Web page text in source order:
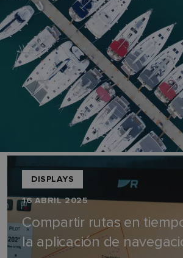
DISPLAYS
16 ABRIL 2025
Compartir rutas en
la aplicación de